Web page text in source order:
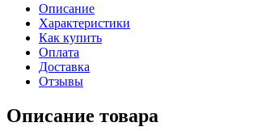
Описание
Характеристики
Как купить
Оплата
Доставка
Отзывы
Описание товара